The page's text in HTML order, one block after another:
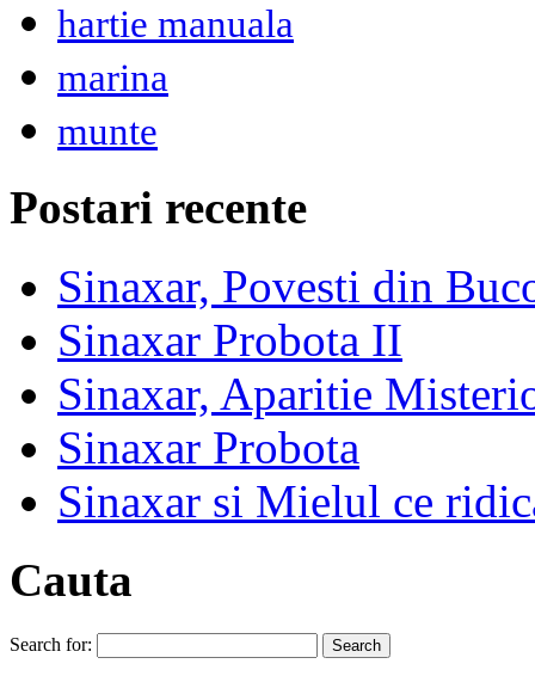
hartie manuala
marina
munte
Postari recente
Sinaxar, Povesti din
Sinaxar Probota II
Sinaxar, Aparitie
Sinaxar Probota
Sinaxar si Mielul ce
Cauta
Search for: